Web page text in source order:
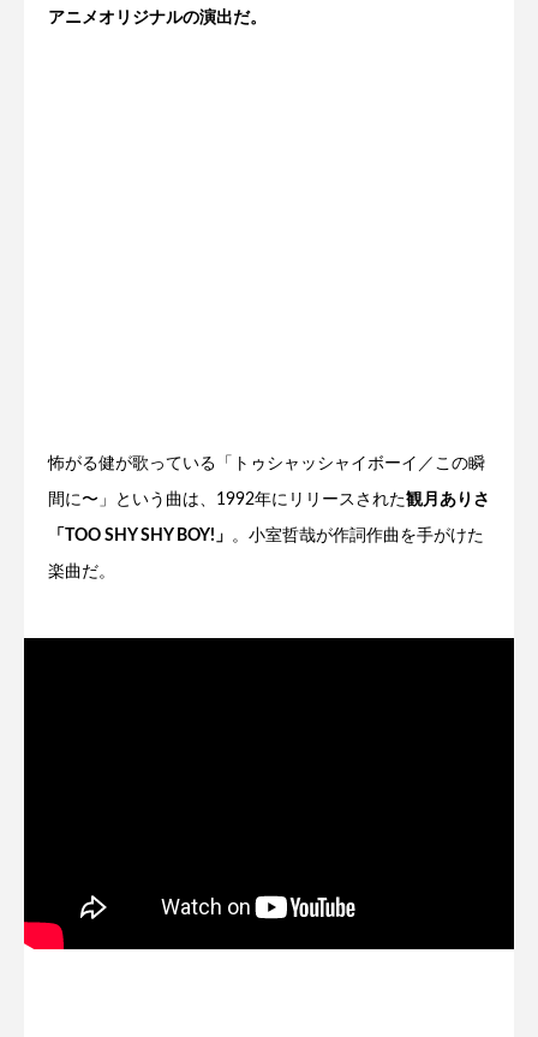
アニメオリジナルの演出だ。
怖がる健が歌っている「トゥシャッシャイボーイ／この瞬
間に〜」という曲は、1992年にリリースされた観月ありさ
「TOO SHY SHY BOY!」 。小室哲哉が作詞作曲を手がけた
楽曲だ。